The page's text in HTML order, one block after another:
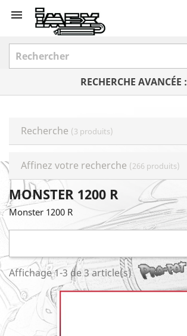

RECHERCHE AVANCÉE :
Recherche (3 produits)
Affinez votre recherche (266 produits)
MONSTER 1200 R
Monster 1200 R
Affichage 1-3 de 3 article(s)